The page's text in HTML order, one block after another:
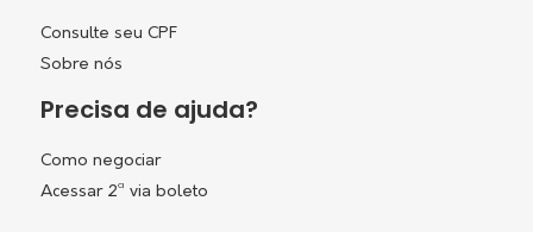
Consulte seu CPF
Sobre nós
Precisa de ajuda?
Como negociar
Acessar 2ª via boleto